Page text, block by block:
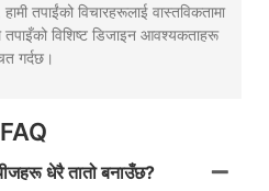
तपाईंको विचारहरूलाई वास्तविकतामा
तपाइँको विशिष्ट डिजाइन आवश्यकताहरू
गर्दछ।
FAQ
धेरै तातो बनाउँछ?